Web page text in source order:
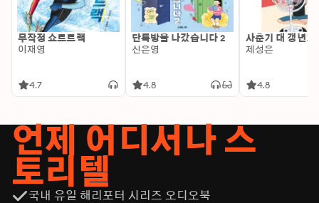
무작정 쇼트트랙
이재영
4.7
단톡방을 나갔습니다 2
신은영
4.8
사춘기 대 갱년기
제성은
4.8
언제 어디서나 스
토리텔
국내 유일 해리포터 시리즈 오디오북